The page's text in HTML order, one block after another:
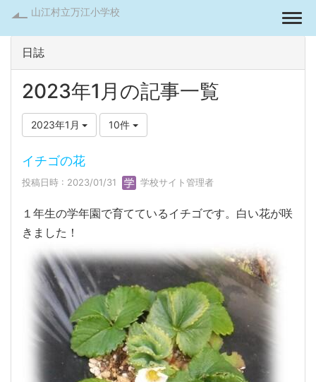
山江村立万江小学校
日誌
2023年1月の記事一覧
2023年1月 10件
イチゴの花
投稿日時 : 2023/01/31 学校サイト管理者
１年生の学年園で育てているイチゴです。白い花が咲
きました！